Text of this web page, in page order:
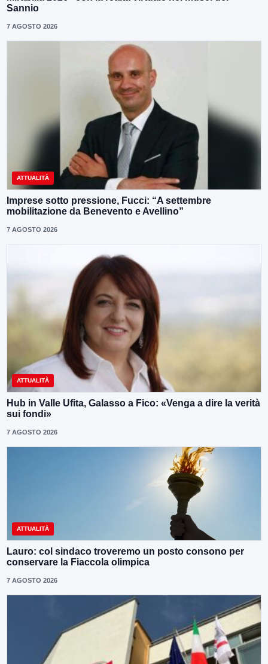
Sannio
7 AGOSTO 2026
ATTUALITÀ
Imprese sotto pressione, Fucci: “A settembre
mobilitazione da Benevento e Avellino”
7 AGOSTO 2026
ATTUALITÀ
Hub in Valle Ufita, Galasso a Fico: «Venga a dire la verità
sui fondi»
7 AGOSTO 2026
ATTUALITÀ
Lauro: col sindaco troveremo un posto consono per
conservare la Fiaccola olimpica
7 AGOSTO 2026